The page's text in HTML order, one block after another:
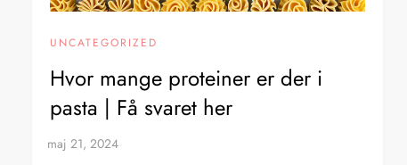
UNCATEGORIZED
Hvor mange proteiner er der i
pasta | Få svaret her